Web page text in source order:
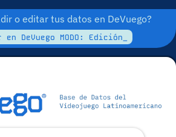
o editar tus datos en DeVuego?
DeVuego MODO: Edición_